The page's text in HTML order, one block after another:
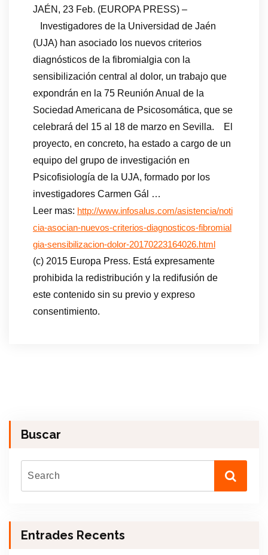
JAÉN, 23 Feb. (EUROPA PRESS) –
Investigadores de la Universidad de Jaén
(UJA) han asociado los nuevos criterios
diagnósticos de la fibromialgia con la
sensibilización central al dolor, un trabajo que
expondrán en la 75 Reunión Anual de la
Sociedad Americana de Psicosomática, que se
celebrará del 15 al 18 de marzo en Sevilla. El
proyecto, en concreto, ha estado a cargo de un
equipo del grupo de investigación en
Psicofisiología de la UJA, formado por los
investigadores Carmen Gál …
Leer mas: http://www.infosalus.com/asistencia/noti
cia-asocian-nuevos-criterios-diagnosticos-fibromial
gia-sensibilizacion-dolor-20170223164026.html
(c) 2015 Europa Press. Está expresamente
prohibida la redistribución y la redifusión de
este contenido sin su previo y expreso
consentimiento.
Buscar
Entrades Recents